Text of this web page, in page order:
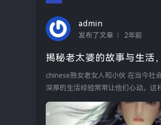
admin
发布了文章 2年前
揭秘老太婆的故事与生活
chinese熟女老女人和小伙 在当今社会，年龄差距并不是爱情的障碍。许多年轻小伙子被熟女所吸引，熟女成熟的魅力和
深厚的生活经验常常让他们心动。这